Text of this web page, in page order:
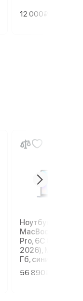
12 000₽
Ноутбук Apple
MacBook Neo 13"
Pro, 6C СPU/5С
2026), MHFF4,
Гб, синий индиго
56 890₽